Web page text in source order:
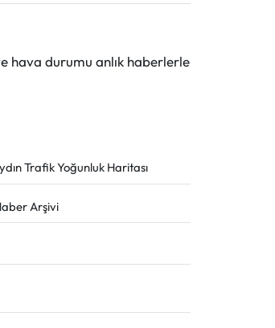
hava durumu anlık haberlerle
Trafik Yoğunluk Haritası
Arşivi